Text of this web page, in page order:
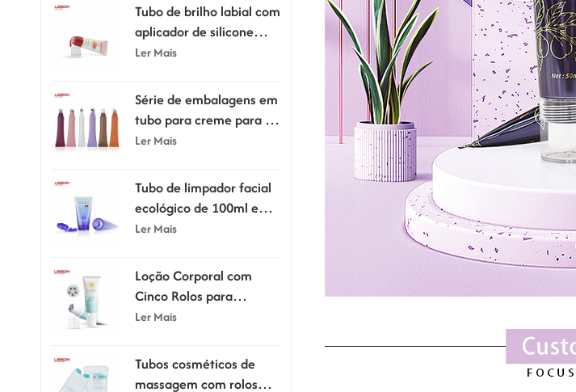
Tubo de brilho labial com
aplicador de silicone
supermacio
Ler Mais
Série de embalagens em
tubo para creme para os
olhos com aplicador.
Ler Mais
Tubo de limpador facial
ecológico de 100ml e
120ml com tampa flip-
Ler Mais
Loção Corporal com
Cinco Rolos para
Massagem e Raspagem,
Ler Mais
Tubos cosméticos de
massagem com rolos